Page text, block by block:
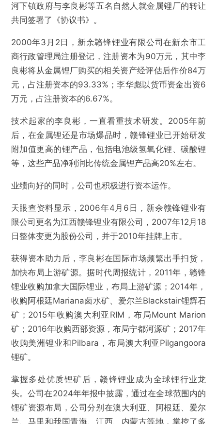
河下镇政府与李良彬等五名自然人就金属锂厂的转让
共同签署了《协议书》。
2000年3月2日，新余赣锋锂业有限公司在新余市工
商行政管理局注册登记，注册资本为90万元，其中李
良彬将从金属锂厂购买的相关资产经评估后作价84万
元，占注册资本的93.33%；李华彪以货币资金出资6
万元，占注册资本的6.67%。
技术起家的李良彬，一直看重技术研发。2005年前
后，在金属锂还是市场爆品时，赣锋锂业已开始研发
附加值更高的锂产品，包括电池级氢氧化锂、碳酸锂
等，这些产品净利润比传统金属锂产品高20%左右。
业绩向好的同时，公司也积极进行资本运作。
天眼查资料显示，2006年4月6日，新余赣锋锂业有
限公司更名为江西赣锋锂业有限公司，2007年12月18
日整体变更为股份公司，并于2010年挂牌上市。
获得资本助力后，李良彬在国际市场频繁出手扫货，
加快布局上游矿源。据时代周报统计，2011年，赣锋
锂业收购加拿大国际锂业，布局上游矿源；2014年，
收购阿根廷Mariana卤水矿、爱尔兰Blackstair锂辉石
矿；2015年收购澳大利亚RIM，布局Mount Marion
矿；2016年收购西部资源，布局宁都河源矿；2017年
收购美洲锂业和Pilbara，布局澳大利亚Pilgangoora
锂矿。
掌握多处优质锂矿后，赣锋锂业成为全球锂行业龙
头。公司在2024年年报中披露，通过在全球范围内的
锂矿资源布局，公司分别在澳大利亚、阿根廷、爱尔
兰、马里和我国青海、江西、内蒙古等地，掌控了多